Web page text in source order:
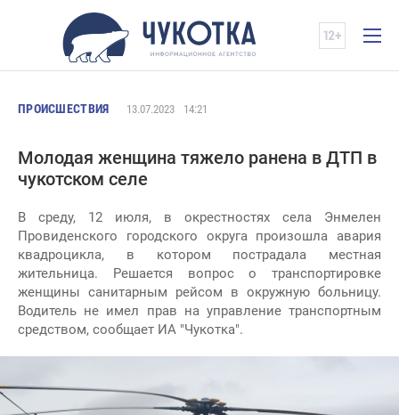
ПРОИСШЕСТВИЯ 13.07.2023 14:21
Молодая женщина тяжело ранена в ДТП в
чукотском селе
В среду, 12 июля, в окрестностях села Энмелен
Провиденского городского округа произошла авария
квадроцикла, в котором пострадала местная
жительница. Решается вопрос о транспортировке
женщины санитарным рейсом в окружную больницу.
Водитель не имел прав на управление транспортным
средством, сообщает ИА "Чукотка".